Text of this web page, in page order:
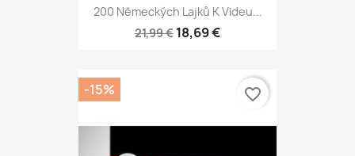
200 Německých Lajků K Videu...
21,99 € 18,69 €
-15% favorite_border